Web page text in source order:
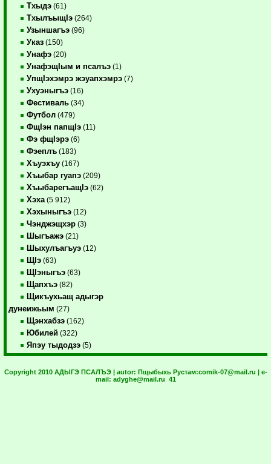
Тхыдэ (61)
ТхылъыщIэ (264)
Узыншагъэ (96)
Указ (150)
Унафэ (20)
УнафэщIым и псалъэ (1)
УпщIэхэмрэ жэуапхэмрэ (7)
Ухуэныгъэ (16)
Фестиваль (34)
Футбол (479)
ФщIэн папщIэ (11)
Фэ фщIэрэ (6)
Фэеплъ (183)
Хъуэхъу (167)
Хъыбар гуапэ (209)
ХъыбарегъащIэ (62)
Хэха (5 912)
Хэхыныгъэ (12)
Чэнджэщхэр (3)
Шыгъажэ (21)
Шыхулъагъуэ (12)
ЩIэ (63)
ЩIэныгъэ (63)
Щапхъэ (82)
Щикъухьащ адыгэр
дунеижьым (27)
Щэнхабзэ (162)
Юбилей (322)
Япэу тыдодзэ (5)
Copyright 2010 АДЫГЭ ПСАЛЪЭ | autor: Пщыбыхь Рустам:comik-07@mail.ru | e-
mail: adyghe@mail.ru 41